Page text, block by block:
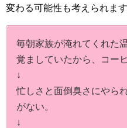
変わる可能性も考えられます
毎朝家族が淹れてくれた
覚ましていたから、コー
↓
忙しさと面倒臭さにやら
がない。
↓